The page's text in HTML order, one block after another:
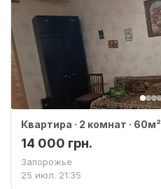
Квартира · 2 комнат · 60м²
14 000 грн.
Запорожье
25 июл. 21:35